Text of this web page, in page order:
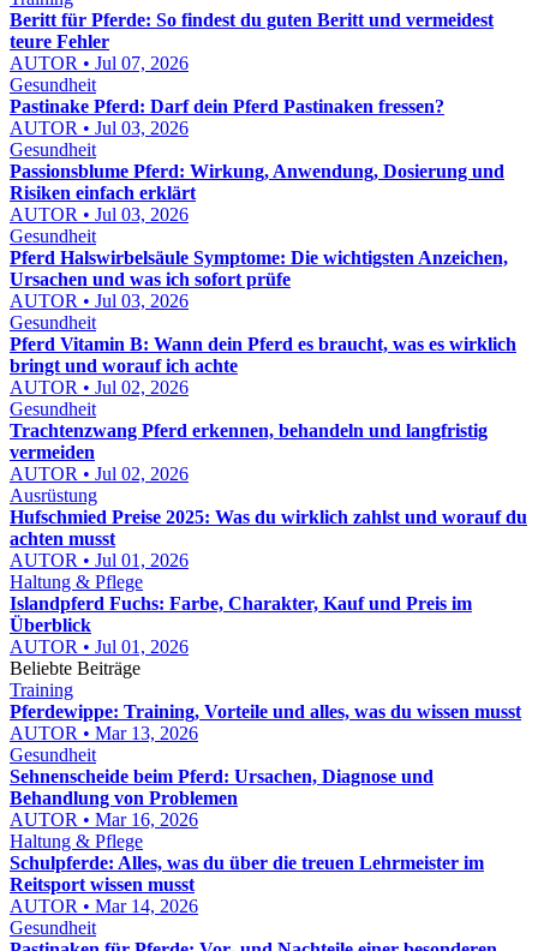
Beritt für Pferde: So findest du guten Beritt und vermeidest
teure Fehler
AUTOR • Jul 07, 2026
Gesundheit
Pastinake Pferd: Darf dein Pferd Pastinaken fressen?
AUTOR • Jul 03, 2026
Gesundheit
Passionsblume Pferd: Wirkung, Anwendung, Dosierung und
Risiken einfach erklärt
AUTOR • Jul 03, 2026
Gesundheit
Pferd Halswirbelsäule Symptome: Die wichtigsten Anzeichen,
Ursachen und was ich sofort prüfe
AUTOR • Jul 03, 2026
Gesundheit
Pferd Vitamin B: Wann dein Pferd es braucht, was es wirklich
bringt und worauf ich achte
AUTOR • Jul 02, 2026
Gesundheit
Trachtenzwang Pferd erkennen, behandeln und langfristig
vermeiden
AUTOR • Jul 02, 2026
Ausrüstung
Hufschmied Preise 2025: Was du wirklich zahlst und worauf du
achten musst
AUTOR • Jul 01, 2026
Haltung & Pflege
Islandpferd Fuchs: Farbe, Charakter, Kauf und Preis im
Überblick
AUTOR • Jul 01, 2026
Beliebte Beiträge
Training
Pferdewippe: Training, Vorteile und alles, was du wissen musst
AUTOR • Mar 13, 2026
Gesundheit
Sehnenscheide beim Pferd: Ursachen, Diagnose und
Behandlung von Problemen
AUTOR • Mar 16, 2026
Haltung & Pflege
Schulpferde: Alles, was du über die treuen Lehrmeister im
Reitsport wissen musst
AUTOR • Mar 14, 2026
Gesundheit